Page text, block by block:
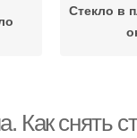
Стекло в
Как снять